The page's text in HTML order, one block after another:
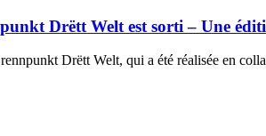
Drëtt Welt est sorti – Une
Drëtt Welt, qui a été réalisée en